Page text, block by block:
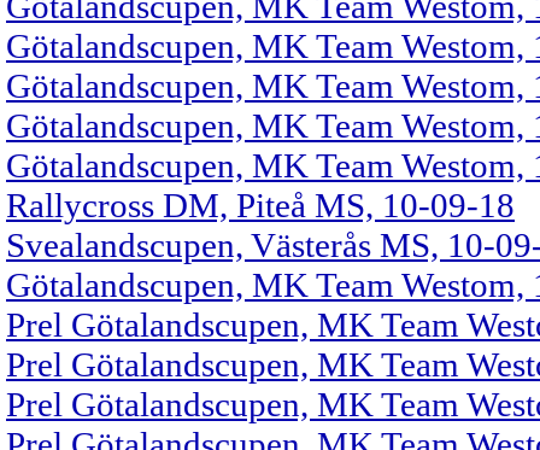
Götalandscupen, MK Team
Götalandscupen, MK Team
Götalandscupen, MK Team
Götalandscupen, MK Team
Rallycross DM, Piteå MS, 10-09-18
Svealandscupen, Västerås MS, 10-
Götalandscupen, MK Team Westom,
Prel Götalandscupen, MK Team
Prel Götalandscupen, MK Team
Prel Götalandscupen, MK Team